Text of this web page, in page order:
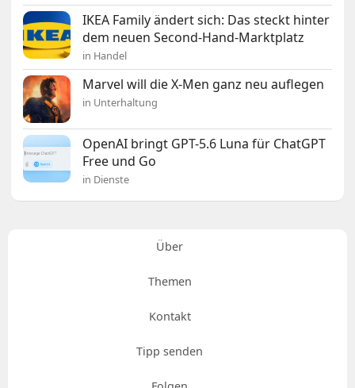
IKEA Family ändert sich: Das steckt hinter
dem neuen Second-Hand-Marktplatz
in Handel
Marvel will die X-Men ganz neu auflegen
in Unterhaltung
OpenAI bringt GPT-5.6 Luna für ChatGPT
Free und Go
in Dienste
Über
Themen
Kontakt
Tipp senden